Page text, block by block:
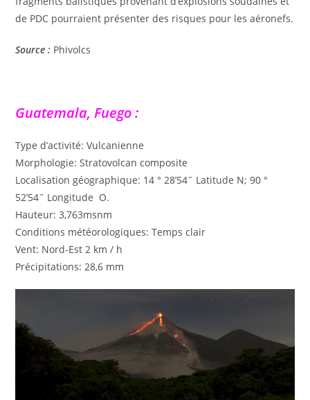
de PDC pourraient présenter des risques pour les aéronefs.
Source : Phivolcs
Guatemala, Fuego :
Type d’activité: Vulcanienne
Morphologie: Stratovolcan composite
Localisation géographique: 14 ° 28’54˝ Latitude N; 90 °
52’54˝ Longitude O.
Hauteur: 3,763msnm
Conditions météorologiques: Temps clair
Vent: Nord-Est 2 km / h
Précipitations: 28,6 mm